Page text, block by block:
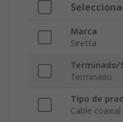
Marca
Siretta
Terminado/
Terminado
Tipo de
Cable coaxial